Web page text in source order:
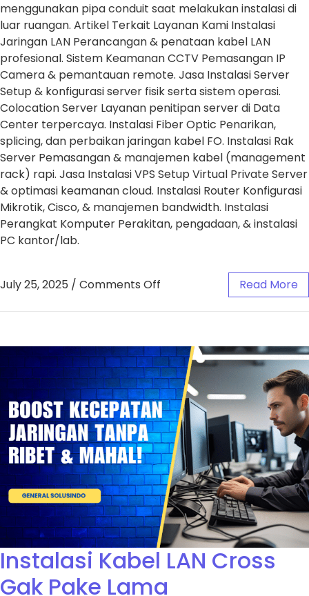
menggunakan pipa conduit saat melakukan instalasi di
luar ruangan. Artikel Terkait Layanan Kami Instalasi
Jaringan LAN Perancangan & penataan kabel LAN
profesional. Sistem Keamanan CCTV Pemasangan IP
Camera & pemantauan remote. Jasa Instalasi Server
Setup & konfigurasi server fisik serta sistem operasi.
Colocation Server Layanan penitipan server di Data
Center terpercaya. Instalasi Fiber Optic Penarikan,
splicing, dan perbaikan jaringan kabel FO. Instalasi Rak
Server Pemasangan & manajemen kabel (management
rack) rapi. Jasa Instalasi VPS Setup Virtual Private Server
& optimasi keamanan cloud. Instalasi Router Konfigurasi
Mikrotik, Cisco, & manajemen bandwidth. Instalasi
Perangkat Komputer Perakitan, pengadaan, & instalasi
PC kantor/lab.
July 25, 2025 / Comments Off Read More
Instalasi Kabel LAN Cross
Gak Pake Lama